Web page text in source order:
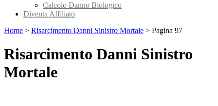
Calcolo Danno Biologico
Diventa Affiliato
Home > Risarcimento Danni Sinistro Mortale > Pagina 97
Risarcimento Danni Sinistro
Mortale